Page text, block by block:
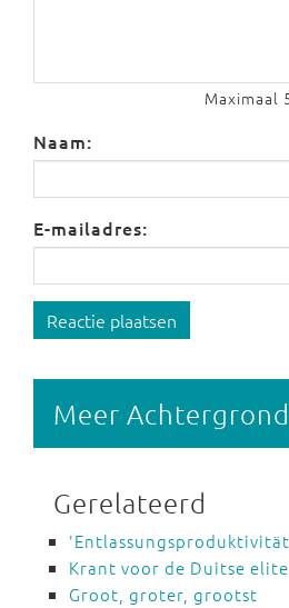
Maximaal
Naam:
E-mailadres:
Reactie plaatsen
Meer Achtergrond
Gerelateerd
Krant voor de Duitse elite
Groot, groter, grootst